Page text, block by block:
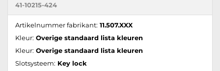
41-10215-424
Artikelnummer fabrikant: 11.507.XXX
Kleur: Overige standaard lista kleuren
Kleur: Overige standaard lista kleuren
Slotsysteem: Key lock